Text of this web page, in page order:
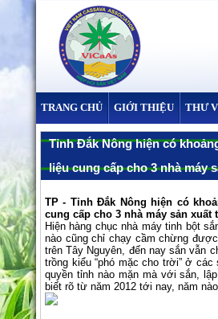
TRANG CHỦ GIỚI THIỆU THƯ
Tỉnh Đắk Nông hiện có
liệu cung cấp cho 3 nhà máy
TP - Tỉnh Đắk Nông hiện có
cung cấp cho 3 nhà máy sản
Hiện hàng chục nhà máy tinh bột
nào cũng chỉ chạy cầm chừng
trên Tây Nguyên, đến nay sắn vẫn
trồng kiểu “phó mặc cho trời” ở
quyền tỉnh nào mặn mà với sắn,
biết rõ từ năm 2012 tới nay, năm